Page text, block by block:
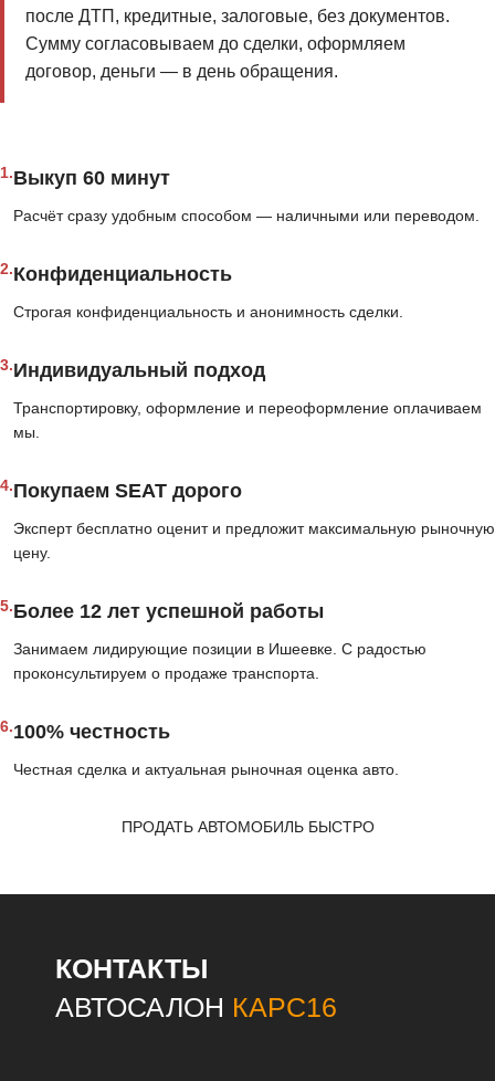
после ДТП, кредитные, залоговые, без документов.
Сумму согласовываем до сделки, оформляем
договор, деньги — в день обращения.
1.Выкуп 60 минут
Расчёт сразу удобным способом — наличными или переводом.
2.Конфиденциальность
Строгая конфиденциальность и анонимность сделки.
3.Индивидуальный подход
Транспортировку, оформление и переоформление оплачиваем
мы.
4.Покупаем SEAT дорого
Эксперт бесплатно оценит и предложит максимальную рыночную
цену.
5.Более 12 лет успешной работы
Занимаем лидирующие позиции в Ишеевке. С радостью
проконсультируем о продаже транспорта.
6.100% честность
Честная сделка и актуальная рыночная оценка авто.
ПРОДАТЬ АВТОМОБИЛЬ БЫСТРО
КОНТАКТЫ
АВТОСАЛОН КАРС16